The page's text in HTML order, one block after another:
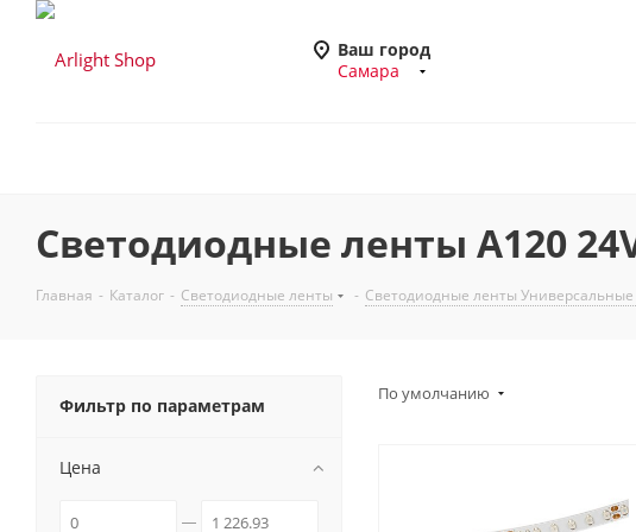
Ваш город
Самара
Светодиодные ленты A120
Главная - Каталог - Светодиодные ленты - Светодиодные ленты
По умолчанию
Фильтр по параметрам
Цена